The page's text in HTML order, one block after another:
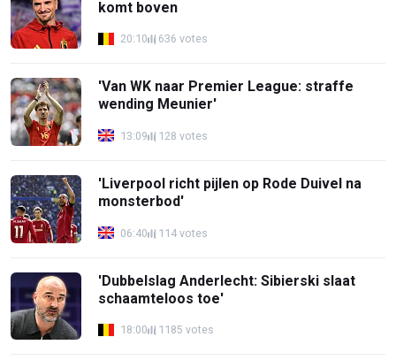
komt boven
20:10 636 votes
'Van WK naar Premier League: straffe
wending Meunier'
13:09 128 votes
'Liverpool richt pijlen op Rode Duivel na
monsterbod'
06:40 114 votes
'Dubbelslag Anderlecht: Sibierski slaat
schaamteloos toe'
18:00 1185 votes